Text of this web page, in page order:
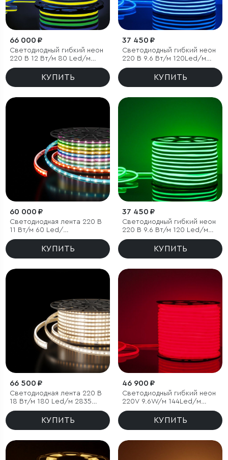
66 000 ₽
Светодиодный гибкий неон
220 В 12 Вт/м 80 Led/м
5050 IP67, односторонний
RGB, 50 мКУПИТЬ
37 450 ₽
Светодиодный гибкий неон
220 В 9.6 Вт/м 120Led/м
2835 IP67, односторонний,
синий, 50 мКУПИТЬ
60 000 ₽
Светодиодная лента 220 В
11 Вт/м 60 Led/
м 5050 IP65, RGB, 50 м
КУПИТЬ
37 450 ₽
Светодиодный гибкий неон
220 В 9.6 Вт/м 120 Led/м
2835 IP67, односторонний
зеленый, 50 мКУПИТЬ
66 500 ₽
Светодиодная лента 220 В
18 Вт/м 180 Led/м 2835
IP65, дневной белый 4200К,
КУПИТЬ
46 900 ₽
Светодиодный гибкий неон
220V 9.6W/м 144Led/м
2835 IP67 круглый, красный,
КУПИТЬ